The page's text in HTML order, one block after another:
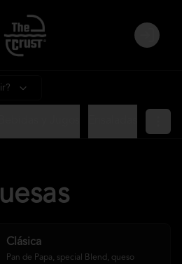
Login
Clásica
Pan de Papa, special Blend, queso